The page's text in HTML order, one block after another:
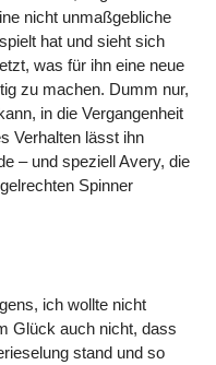
nicht unmaßgebliche
hat und sieht sich
was für ihn eine neue
zu machen. Dumm nur,
in die Vergangenheit
Verhalten lässt ihn
– und speziell Avery, die
Spinner
ich wollte nicht
Glück auch nicht, dass
stand und so